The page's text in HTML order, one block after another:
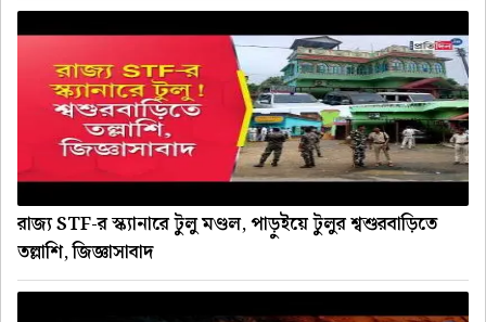
রাজ্য STF-র স্ক্যানারে টুলু মণ্ডল, পাড়ুইয়ে টুলুর শ্বশুরবাড়িতে
তল্লাশি, জিজ্ঞাসাবাদ